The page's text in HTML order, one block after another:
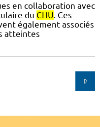
en collaboration avec
du CHU . Ces
également associés
atteintes